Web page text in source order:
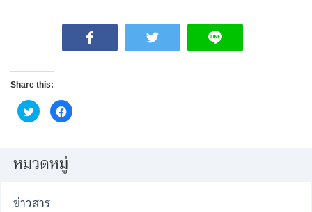
Share this:
Click
to
share
in
new
window)
Click
to
หมวดหมู่
ข่าวสาร